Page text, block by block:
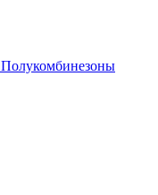
Полукомбинезоны